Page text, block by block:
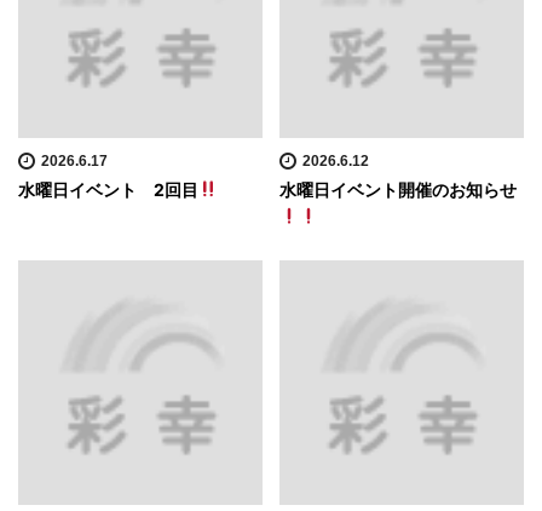
2026.6.17
水曜日イベント 2回目
2026.6.12
水曜日イベント開催のお知らせ